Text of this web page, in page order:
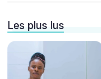
Les plus lus